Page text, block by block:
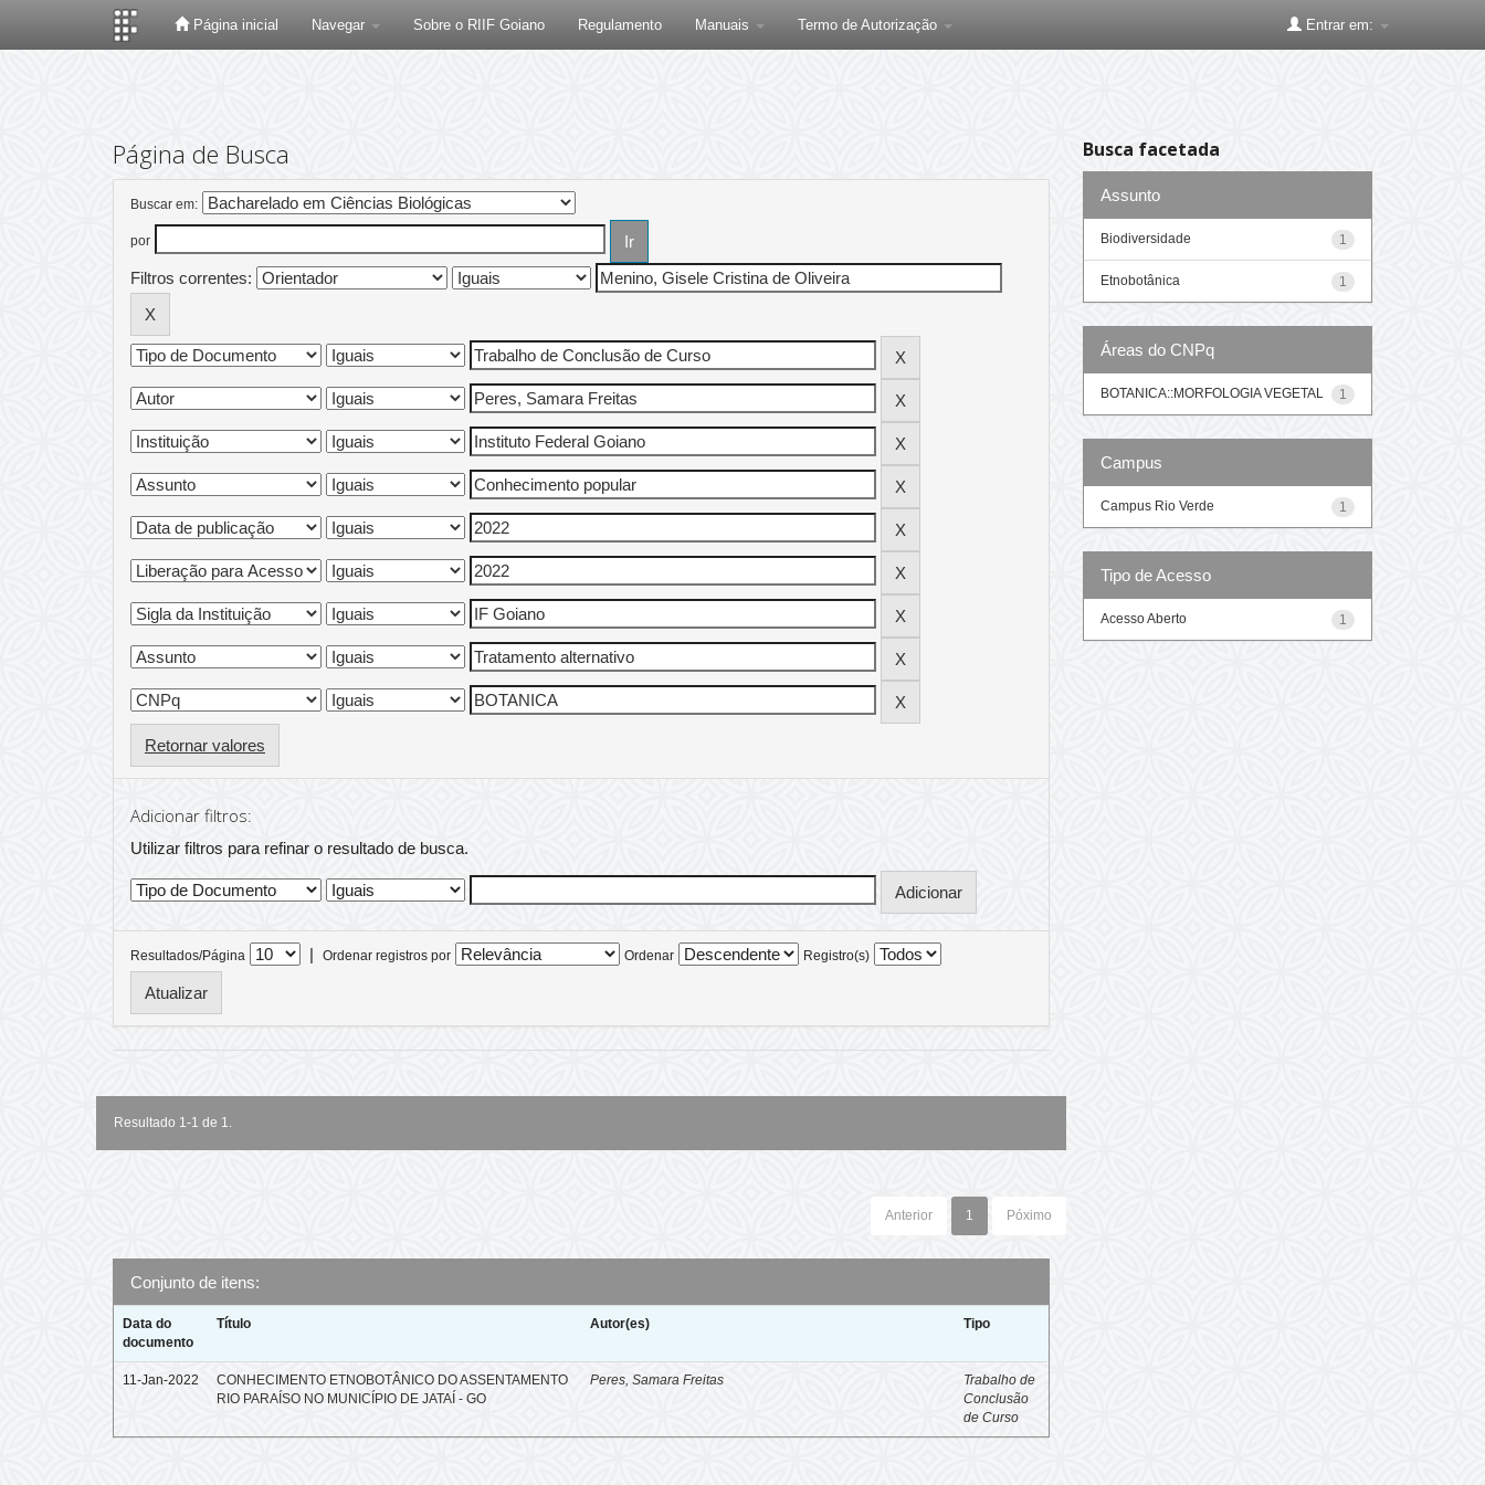
Página inicial Navegar Sobre o RIIF Goiano Regulamento Manuais Termo de Autorização Entrar em:
Página de Busca
Buscar em:
por
Filtros correntes:
Retornar valores
Adicionar filtros:
Utilizar filtros para refinar o resultado de busca.
Resultados/Página | Ordenar registros por Ordenar Registro(s)
Resultado 1-1 de 1.
Anterior 1 Póximo
Conjunto de itens:
Data do
documento
Título Autor(es) Tipo
11-Jan-2022
CONHECIMENTO ETNOBOTÂNICO DO ASSENTAMENTO
RIO PARAÍSO NO MUNICÍPIO DE JATAÍ - GO
Peres, Samara Freitas
Trabalho de
Conclusão
de Curso
Busca facetada
Assunto
1
Biodiversidade
1
Etnobotânica
Áreas do CNPq
1
BOTANICA::MORFOLOGIA VEGETAL
Campus
1
Campus Rio Verde
Tipo de Acesso
1
Acesso Aberto